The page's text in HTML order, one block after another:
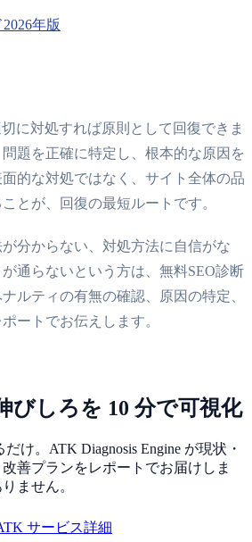
年版
に対処すれば原則として回復できま
題を正確に特定し、根本的な原因を
的な対処ではなく、サイト全体の品
とが、回復の最短ルートです。
分からない、対処方法に自信がな
通らないという方は、無料SEO診断
ルティの有無の確認、原因の特定、
ートでお伝えします。
びしろを 10 分で可視化
け。ATK Diagnosis Engine が現状・
善プランをレポートでお届けしま
ません。
サービス詳細